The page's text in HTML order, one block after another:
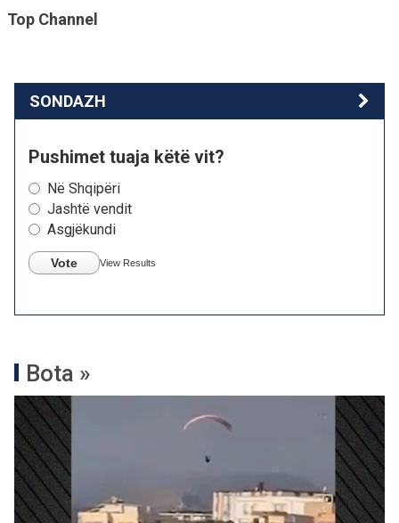
Top Channel
SONDAZH
Pushimet tuaja këtë vit?
Në Shqipëri
Jashtë vendit
Asgjëkundi
Vote View Results
Bota »